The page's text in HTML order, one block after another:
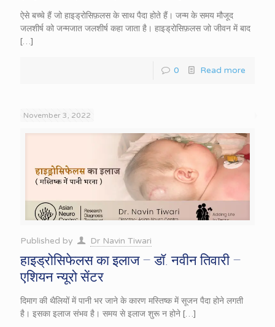
ऐसे बच्चे हैं जो हाइड्रोसिफ़लस के साथ पैदा होते हैं। जन्म के समय मौजूद
जलशीर्ष को जन्मजात जलशीर्ष कहा जाता है। हाइड्रोसिफ़लस जो जीवन में बाद
[…]
0 Read more
November 3, 2022
Published by Dr Navin Tiwari
हाइड्रोसिफेलस का इलाज – डॉ. नवीन तिवारी –
एशियन न्यूरो सेंटर
दिमाग की थैलियों में पानी भर जाने के कारण मस्तिष्क में सूजन पैदा होने लगती
है। इसका इलाज संभव है। समय से इलाज शुरू न होने […]